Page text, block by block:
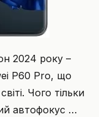
2024 року –
P60 Pro, що
Чого тільки
автофокус …